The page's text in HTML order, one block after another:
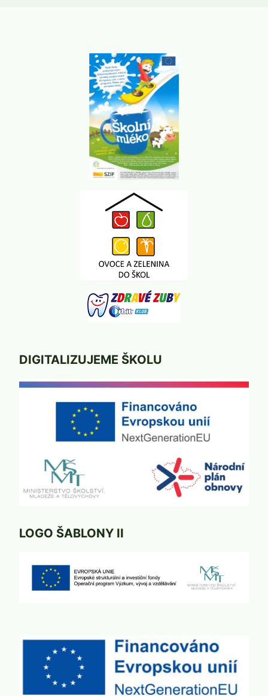
DIGITALIZUJEME ŠKOLU
LOGO ŠABLONY II